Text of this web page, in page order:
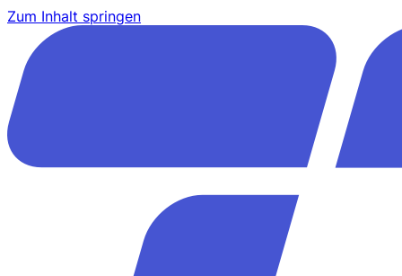
Zum Inhalt springen